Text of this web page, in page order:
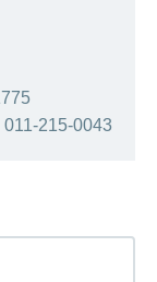
011-215-0043